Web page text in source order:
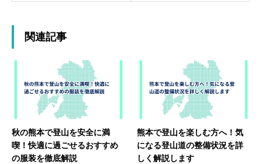
関連記事
秋の熊本で登山を安全に満
喫！快適に過ごせるおすすめ
の服装を徹底解説
熊本で登山を楽しむ方へ！気
になる登山道の整備状況を詳
しく解説します